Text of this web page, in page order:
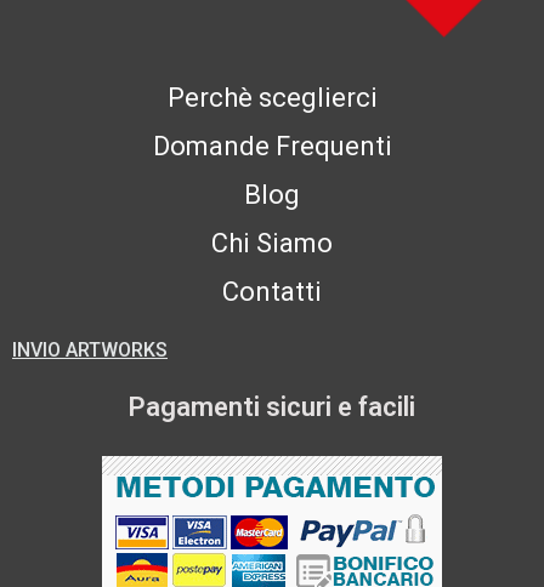
Perchè sceglierci
Domande Frequenti
Blog
Chi Siamo
Contatti
INVIO ARTWORKS
Pagamenti sicuri e facili